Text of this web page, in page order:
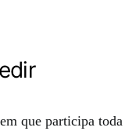
que participa toda